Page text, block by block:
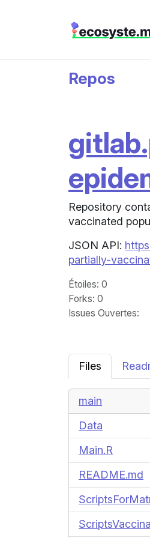
Repos
Repository
vaccinated
JSON API:
partially-
Étoiles: 0
Forks: 0
Issues Ouvertes:
Files
main
Data
Main.R
README.md